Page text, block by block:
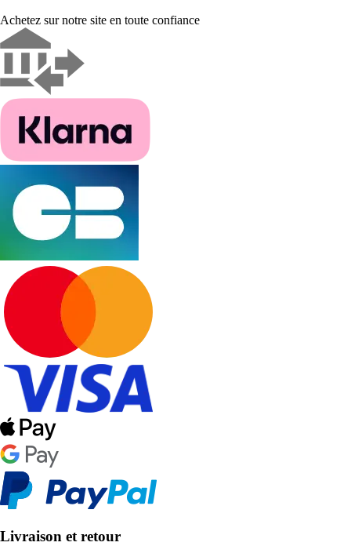
Achetez sur notre site en toute confiance
Livraison et retour